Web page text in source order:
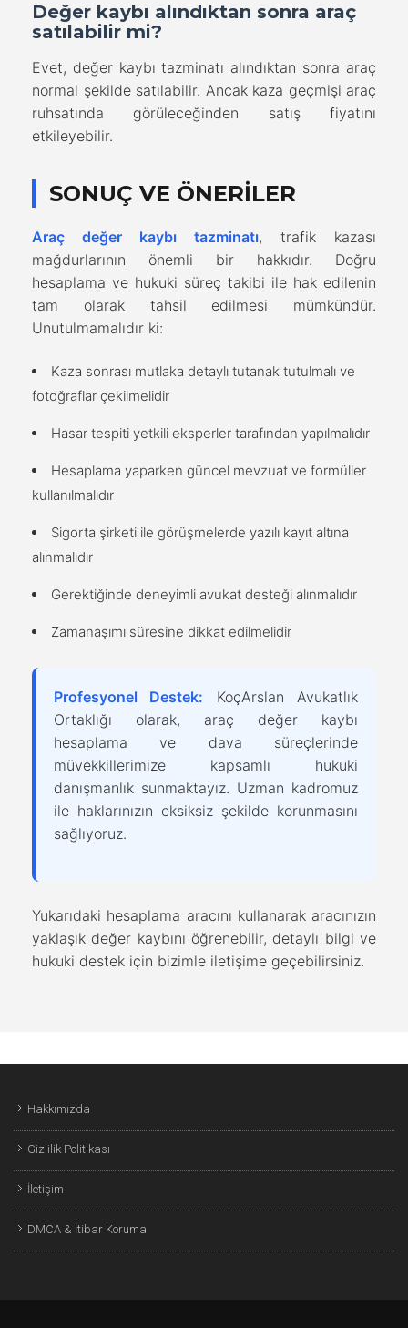
Değer kaybı alındıktan sonra araç
satılabilir mi?
Evet, değer kaybı tazminatı alındıktan sonra araç
normal şekilde satılabilir. Ancak kaza geçmişi araç
ruhsatında görüleceğinden satış fiyatını
etkileyebilir.
SONUÇ VE ÖNERILER
Araç değer kaybı tazminatı, trafik kazası
mağdurlarının önemli bir hakkıdır. Doğru
hesaplama ve hukuki süreç takibi ile hak edilenin
tam olarak tahsil edilmesi mümkündür.
Unutulmamalıdır ki:
Kaza sonrası mutlaka detaylı tutanak tutulmalı ve
fotoğraflar çekilmelidir
Hasar tespiti yetkili eksperler tarafından yapılmalıdır
Hesaplama yaparken güncel mevzuat ve formüller
kullanılmalıdır
Sigorta şirketi ile görüşmelerde yazılı kayıt altına
alınmalıdır
Gerektiğinde deneyimli avukat desteği alınmalıdır
Zamanaşımı süresine dikkat edilmelidir
Profesyonel Destek: KoçArslan Avukatlık
Ortaklığı olarak, araç değer kaybı
hesaplama ve dava süreçlerinde
müvekkillerimize kapsamlı hukuki
danışmanlık sunmaktayız. Uzman kadromuz
ile haklarınızın eksiksiz şekilde korunmasını
sağlıyoruz.
Yukarıdaki hesaplama aracını kullanarak aracınızın
yaklaşık değer kaybını öğrenebilir, detaylı bilgi ve
hukuki destek için bizimle iletişime geçebilirsiniz.
Hakkımızda
Gizlilik Politikası
İletişim
DMCA & İtibar Koruma